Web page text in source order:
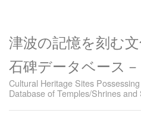
津波の記憶を刻む
石碑データベース－
Cultural Heritage Sites
Database of Temples/Shrines